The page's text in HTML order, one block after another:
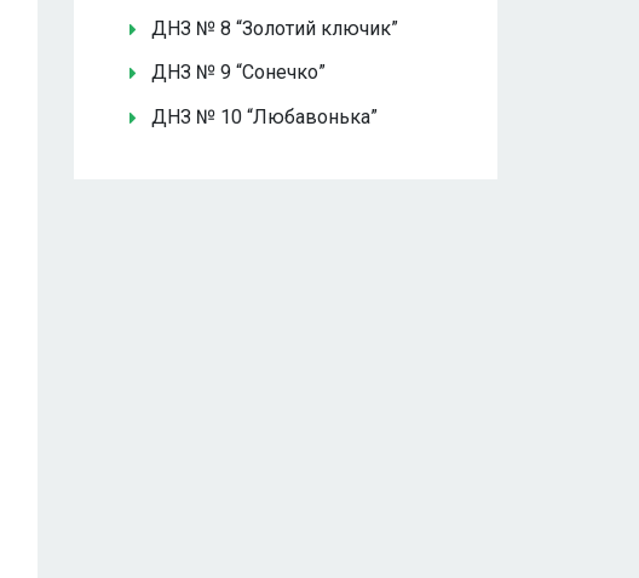
ДНЗ № 8 “Золотий ключик”
ДНЗ № 9 “Сонечко”
ДНЗ № 10 “Любавонька”